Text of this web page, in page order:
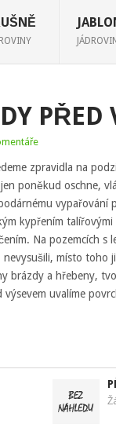
PŘED
zpravidla na
poněkud oschne,
vypařování
kypřením
Na pozemcích
místo toho
brázdy a hřebeny,
uvalíme